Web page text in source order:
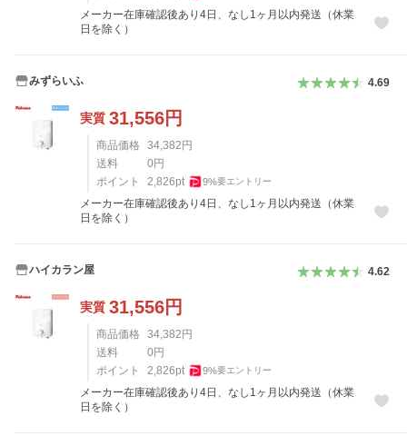
メーカー在庫確認後あり4日、なし1ヶ月以内発送（休業
日を除く）
みずらいふ 4.69
実質 31,556円
商品価格 34,382 円
送料
0 円
ポイント
2,826pt 9%要エントリー
メーカー在庫確認後あり4日、なし1ヶ月以内発送（休業
日を除く）
ハイカラン屋 4.62
実質 31,556円
商品価格 34,382 円
送料
0 円
ポイント
2,826pt 9%要エントリー
メーカー在庫確認後あり4日、なし1ヶ月以内発送（休業
日を除く）